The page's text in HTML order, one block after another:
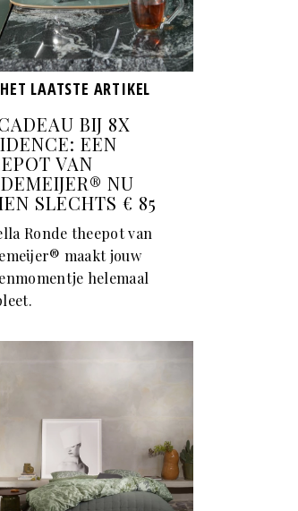
LAATSTE ARTIKEL
BIJ 8X
EEN
VAN
NU
SLECHTS € 85
Ronde theepot van
maakt jouw
helemaal